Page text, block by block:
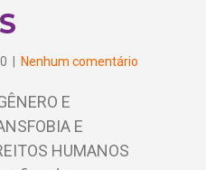
Nenhum comentário
E
E
HUMANOS